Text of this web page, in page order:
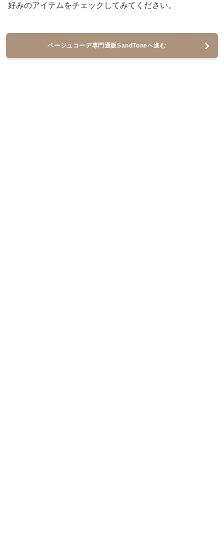
好みのアイテムをチェックしてみてください。
ベージュコーデ専門通販SandToneへ進む